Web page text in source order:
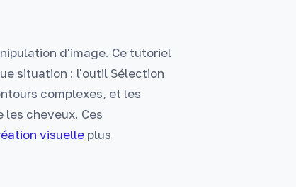
d'image. Ce tutoriel
situation : l'outil Sélection
complexes, et les
cheveux. Ces
visuelle plus